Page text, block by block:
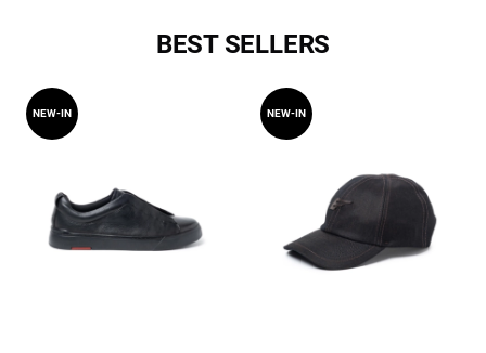
BEST SELLERS
NEW-IN NEW-IN